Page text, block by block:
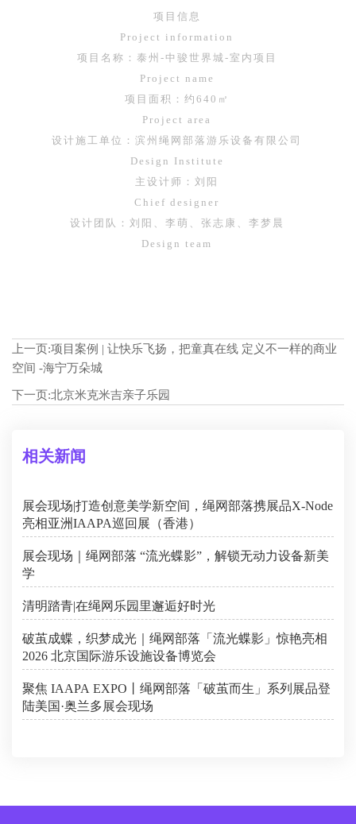
项目信息
Project information
项目名称：泰州-中骏世界城-室内项目
P ro ject name
项目面积：约640㎡
P ro ject area
设计施工单位：滨州绳网部落游乐设备有限公司
Design Institute
主设计师：刘阳
Chief designer
设计团队：刘阳、 李萌、张志康、 李梦晨
Design team
上一页:项目案例 | 让快乐飞扬，把童真在线 定义不一样的商业
空间 -海宁万朵城
下一页:北京米克米吉亲子乐园
相关新闻
展会现场|打造创意美学新空间，绳网部落携展品X-Node
亮相亚洲IAAPA巡回展（香港）
展会现场｜绳网部落 “流光蝶影”，解锁无动力设备新美
学
清明踏青|在绳网乐园里邂逅好时光
破茧成蝶，织梦成光｜绳网部落「流光蝶影」惊艳亮相
2026 北京国际游乐设施设备博览会
聚焦 IAAPA EXPO丨绳网部落「破茧而生」系列展品登
陆美国·奥兰多展会现场